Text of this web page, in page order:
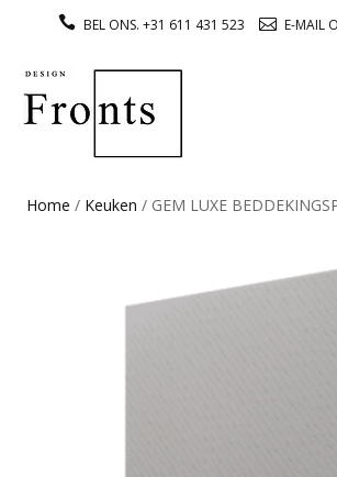
BEL ONS. +31 611 431 523 E-MAIL
Home / Keuken / GEM LUXE